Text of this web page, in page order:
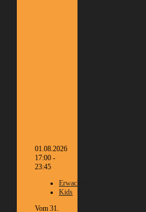
01.08.2026
17:00 -
23:45
Erwachsene
Kids
Vom 31.